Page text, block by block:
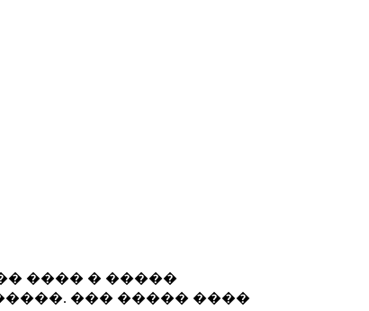
���� � �����
��� ����� ����